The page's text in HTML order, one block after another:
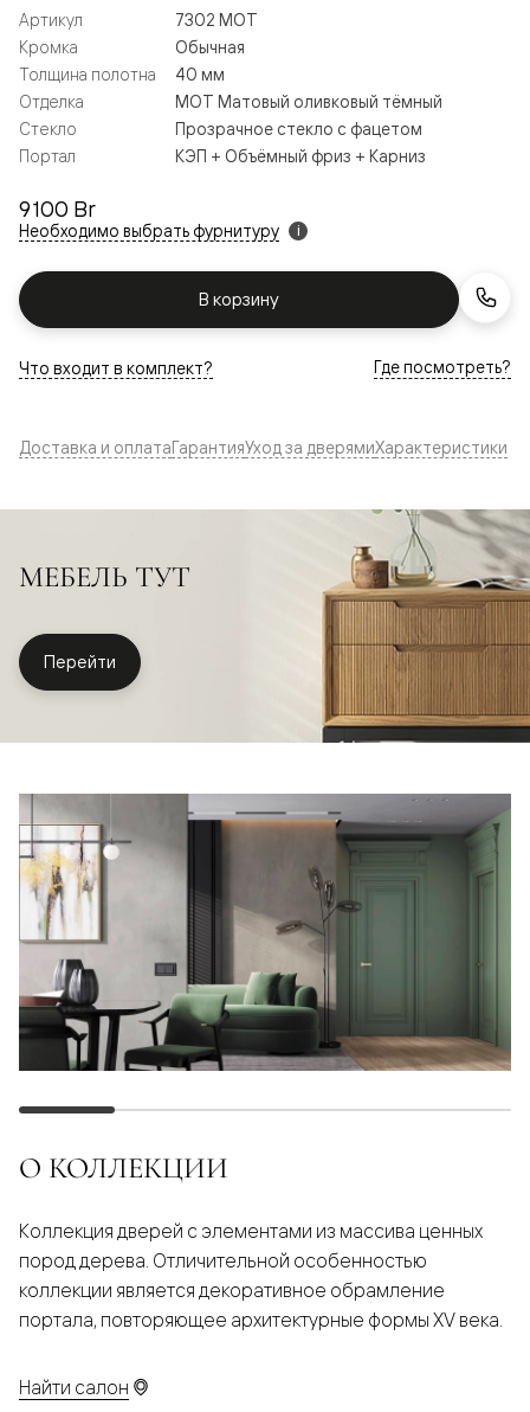
9 100 Br
Необходимо выбрать фурнитуру i
В корзину
Артикул
7302 МОТ
Кромка
Обычная
Толщина полотна
40 мм
Отделка
МОТ Матовый оливковый тёмный
Стекло
Прозрачное стекло с фацетом
Портал
КЭП + Объёмный фриз + Карниз
Что входит в комплект? Где посмотреть?
Доставка и оплатаГарантияУход за дверямиХарактеристики
МЕБЕЛЬ ТУТ
Перейти
О КОЛЛЕКЦИИ
Коллекция дверей с элементами из массива ценных
пород дерева. Отличительной особенностью
коллекции является декоративное обрамление
портала, повторяющее архитектурные формы XV века.
Найти салон